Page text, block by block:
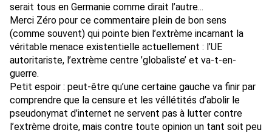
serait tous en Germanie comme dirait l’autre...
Merci Zéro pour ce commentaire plein de bon sens
(comme souvent) qui pointe bien l’extrème incarnant la
véritable menace existentielle actuellement : l’UE
autoritariste, l’extrème centre ’globaliste’ et va-t-en-
guerre.
Petit espoir : peut-être qu’une certaine gauche va finir par
comprendre que la censure et les véllétités d’abolir le
pseudonymat d’internet ne servent pas à lutter contre
l’extrème droite, mais contre toute opinion un tant soit peu